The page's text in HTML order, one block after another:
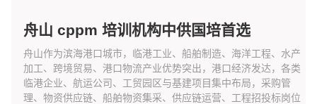
舟山 cppm 培训机构中供国培首选
舟山作为滨海港口城市，临港工业、船舶制造、海洋工程、水产
加工、跨境贸易、港口物流产业优势突出，港口经济发达，各类
临港企业、航运公司、工贸园区与基建项目集中布局，采购管
理、物资供应链、船舶物资集采、供应链运营、工程招投标岗位